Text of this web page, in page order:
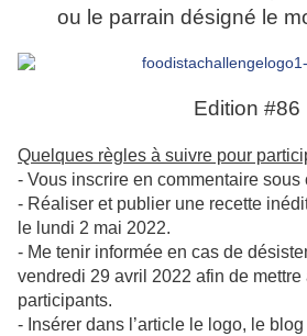
ou le parrain désigné le
Edition #86
Quelques règles à suivre pour
- Vous inscrire en commentaire sous
- Réaliser et publier une recette
le lundi 2 mai 2022.
- Me tenir informée en cas de
vendredi 29 avril 2022 afin de mettre
participants.
- Insérer dans l’article le logo, le